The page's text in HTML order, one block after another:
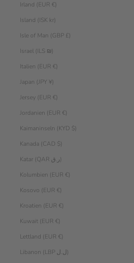
Irland (EUR €)
Island (ISK kr)
Isle of Man (GBP £)
Israel (ILS ₪)
Italien (EUR €)
Japan (JPY ¥)
Jersey (EUR €)
Jordanien (EUR €)
Kaimaninseln (KYD $)
Kanada (CAD $)
Katar (QAR ر.ق)
Kolumbien (EUR €)
Kosovo (EUR €)
Kroatien (EUR €)
Kuwait (EUR €)
Lettland (EUR €)
Libanon (LBP ل.ل)